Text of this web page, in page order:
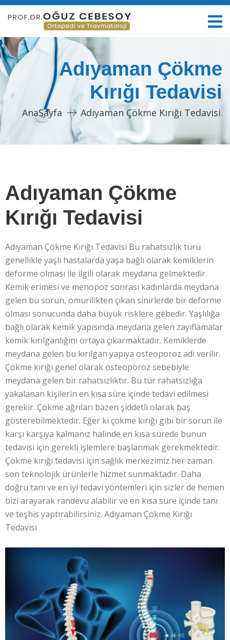
Adıyaman Çökme
Kırığı Tedavisi
AnaSayfa Adıyaman Çökme Kırığı Tedavisi
Adıyaman Çökme
Kırığı Tedavisi
Adıyaman Çökme Kırığı Tedavisi Bu rahatsızlık türü
genellikle yaşlı hastalarda yaşa bağlı olarak kemiklerin
deforme olması ile ilgili olarak meydana gelmektedir.
Kemik erimesi ve menopoz sonrası kadınlarda meydana
gelen bu sorun, omurilikten çıkan sinirlerde bir deforme
olması sonucunda daha büyük risklere gebedir. Yaşlılığa
bağlı olarak kemik yapısında meydana gelen zayıflamalar
kemik kırılganlığını ortaya çıkarmaktadır. Kemiklerde
meydana gelen bu kırılgan yapıya osteoporoz adı verilir.
Çökme kırığı genel olarak osteoporoz sebebiyle
meydana gelen bir rahatsızlıktır. Bu tür rahatsızlığa
yakalanan kişilerin en kısa süre içinde tedavi edilmesi
gerekir. Çökme ağrıları bazen şiddetli olarak baş
gösterebilmektedir. Eğer ki çökme kırığı gibi bir sorun ile
karşı karşıya kalmanız halinde en kısa sürede bunun
tedavisi için gerekli işlemlere başlanmak gerekmektedir.
Çökme kırığı tedavisi için sağlık merkezimiz her zaman
son teknolojik ürünlerle hizmet sunmaktadır. Daha
doğru tanı ve en iyi tedavi yöntemleri için sizler de hemen
bizi arayarak randevu alabilir ve en kısa süre içinde tanı
ve teşhis yaptırabilirsiniz. Adıyaman Çökme Kırığı
Tedavisi